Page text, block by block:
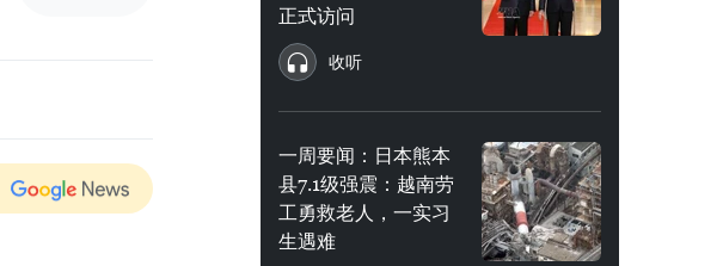
正式访问
收听
一周要闻：日本熊本
县7.1级强震：越南劳
工勇救老人，一实习
生遇难